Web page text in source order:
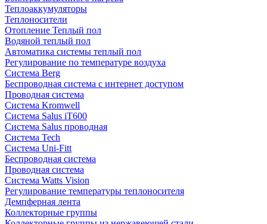
Теплоаккумуляторы
Теплоносители
Отопление Теплый пол
Водяной теплый пол
Автоматика системы теплый пол
Регулирование по температуре воздуха
Система Berg
Беспроводная система с интернет доступом
Проводная система
Система Kromwell
Система Salus iT600
Система Salus проводная
Система Tech
Система Uni-Fitt
Беспроводная система
Проводная система
Система Watts Vision
Регулирование температуры теплоносителя
Демпферная лента
Коллекторные группы